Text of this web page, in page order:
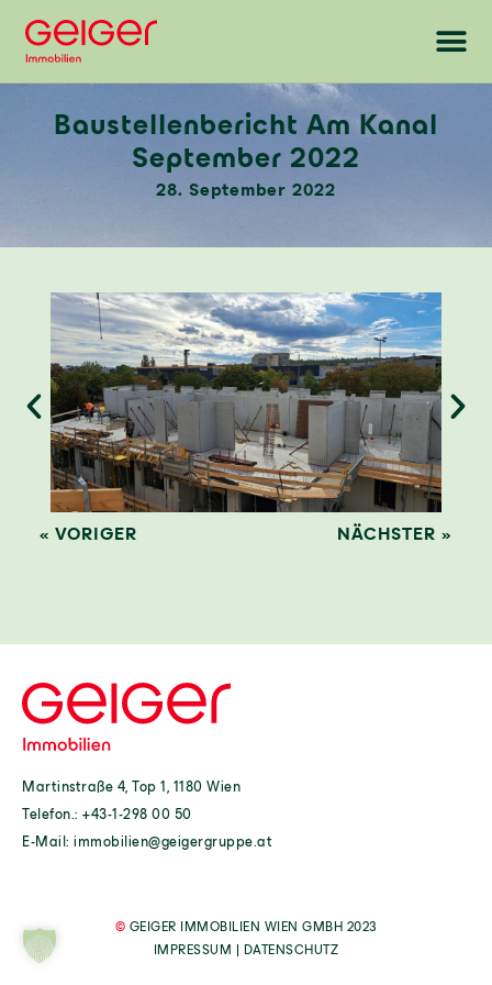
Baustellenbericht Am Kanal
September 2022
28. September 2022
« VORIGER NÄCHSTER »
Martinstraße 4, Top 1, 1180 Wien
Telefon.: +43-1-298 00 50
E-Mail: immobilien@geigergruppe.at
© GEIGER IMMOBILIEN WIEN GMBH 2023
IMPRESSUM | DATENSCHUTZ